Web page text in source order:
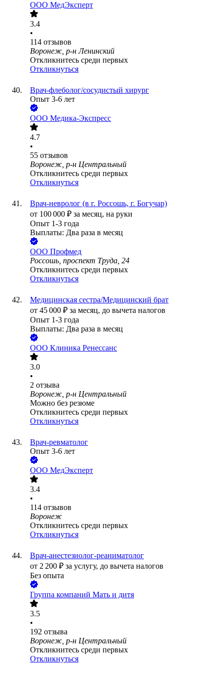
ООО МедЭксперт
3.4
•
114 отзывов
Воронеж, р-н Ленинский
Откликнитесь среди первых
Откликнуться
Врач-флеболог/сосудистый хирург
Опыт 3-6 лет
ООО Медика-Экспресс
4.7
•
55 отзывов
Воронеж, р-н Центральный
Откликнитесь среди первых
Откликнуться
Врач-невролог (в г. Россошь, г. Богучар)
от 100 000 ₽ за месяц, на руки
Опыт 1-3 года
Выплаты: Два раза в месяц
ООО Профмед
Россошь, проспект Труда, 24
Откликнитесь среди первых
Откликнуться
Медицинская сестра/Медицинский брат
от 45 000 ₽ за месяц, до вычета налогов
Опыт 1-3 года
Выплаты: Два раза в месяц
ООО Клиника Ренессанс
3.0
•
2 отзыва
Воронеж, р-н Центральный
Можно без резюме
Откликнитесь среди первых
Откликнуться
Врач-ревматолог
Опыт 3-6 лет
ООО МедЭксперт
3.4
•
114 отзывов
Воронеж
Откликнитесь среди первых
Откликнуться
Врач-анестезиолог-реаниматолог
от 2 200 ₽ за услугу, до вычета налогов
Без опыта
Группа компаний Мать и дитя
3.5
•
192 отзыва
Воронеж, р-н Центральный
Откликнитесь среди первых
Откликнуться